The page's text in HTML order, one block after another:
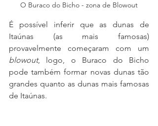
O Buraco do Bicho - zona de Blowout
É possível inferir que as dunas de
Itaúnas (as mais famosas)
blowout, logo, o Buraco do Bicho
pode também formar novas dunas tão
grandes quanto as dunas mais famosas
de Itaúnas.